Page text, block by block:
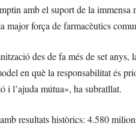
amb el suport de la
major força de farmacèutics
des de fa més de set
en què la responsabilitat és
i l’ajuda mútua», ha subratllat.
resultats històrics: 4.580